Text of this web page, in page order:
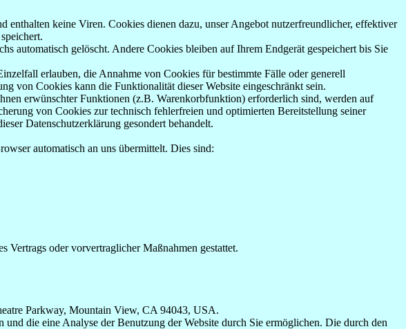
enthalten keine Viren. Cookies dienen dazu, unser Angebot nutzerfreundlicher, effektiver
automatisch gelöscht. Andere Cookies bleiben auf Ihrem Endgerät gespeichert bis Sie
erlauben, die Annahme von Cookies für bestimmte Fälle oder generell
von Cookies kann die Funktionalität dieser Website eingeschränkt sein.
erwünschter Funktionen (z.B. Warenkorbfunktion) erforderlich sind, werden auf
von Cookies zur technisch fehlerfreien und optimierten Bereitstellung seiner
Datenschutzerklärung gesondert behandelt.
automatisch an uns übermittelt. Dies sind:
oder vorvertraglicher Maßnahmen gestattet.
Parkway, Mountain View, CA 94043, USA.
die eine Analyse der Benutzung der Website durch Sie ermöglichen. Die durch den